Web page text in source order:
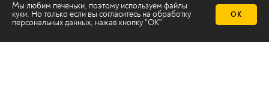
Мы любим печеньки, поэтому используем файлы
куки. Но только если вы согласитесь на обработку
персональных данных, нажав кнопку "ОК"
ОК
Телеканал 2х2
Онлайн-эфир